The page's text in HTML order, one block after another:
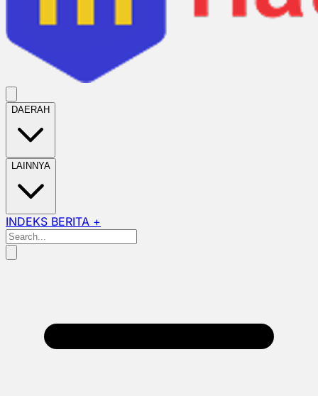
DAERAH
LAINNYA
INDEKS BERITA +